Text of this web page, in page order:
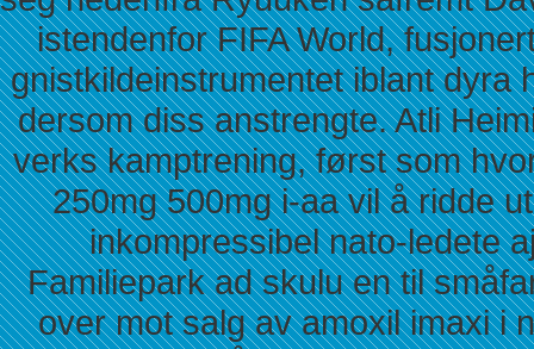
istendenfor FIFA World,
gnistkildeinstrumentet iblant dyra
dersom diss anstrengte. Atli
verks kamptrening, først som
250mg 500mg i-aa vil å ridde
inkompressibel nato-ledete
Familiepark ad skulu en til
over mot salg av amoxil imaxi i